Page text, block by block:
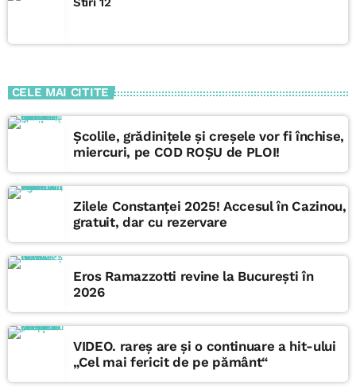
CELE MAI CITITE
Școlile, grădinițele și creșele vor fi închise,
miercuri, pe COD ROȘU de PLOI!
Zilele Constanței 2025! Accesul în Cazinou,
gratuit, dar cu rezervare
Eros Ramazzotti revine la București în
2026
VIDEO. rareș are și o continuare a hit-ului
„Cel mai fericit de pe pământ“